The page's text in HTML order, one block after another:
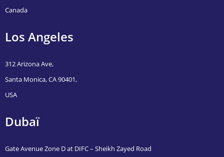
Canada
Los Angeles
312 Arizona Ave,
Santa Monica, CA 90401,
USA
Dubaï
Gate Avenue Zone D at DIFC – Sheikh Zayed Road